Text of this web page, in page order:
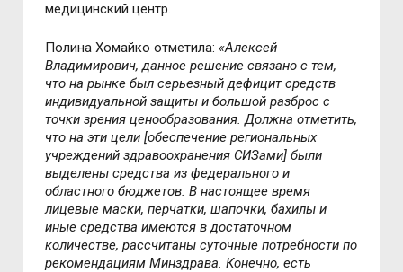
медицинский центр.
Полина Хомайко отметила:«Алексей
Владимирович, данное решение связано с тем,
что на рынке был серьезный дефицит средств
индивидуальной защиты и большой разброс с
точки зрения ценообразования. Должна отметить,
что на эти цели [обеспечение региональных
учреждений здравоохранения СИЗами] были
выделены средства из федерального и
областного бюджетов. В настоящее время
лицевые маски, перчатки, шапочки, бахилы и
иные средства имеются в достаточном
количестве, рассчитаны суточные потребности по
рекомендациям Минздрава. Конечно, есть